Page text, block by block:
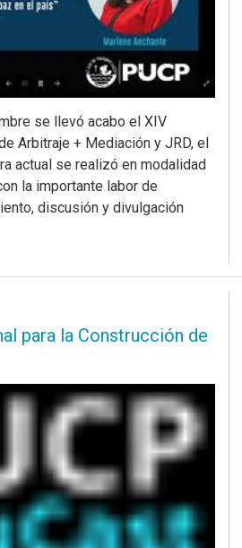
se llevó acabo el XIV
Arbitraje + Mediación y JRD, el
actual se realizó en modalidad
la importante labor de
discusión y divulgación
para la Construcción de